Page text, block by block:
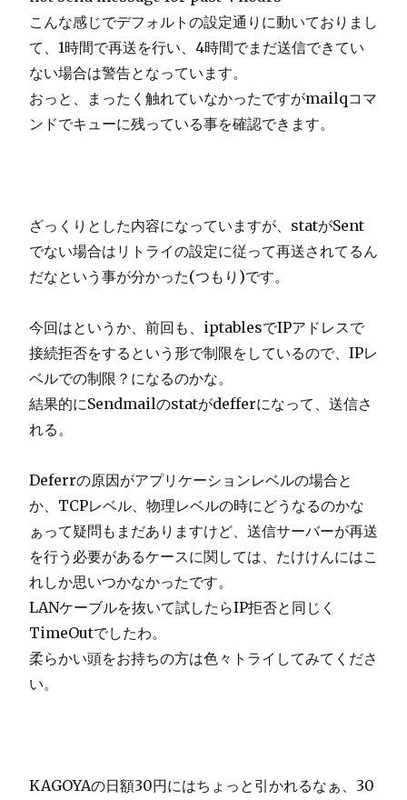
こんな感じでデフォルトの設定通りに動いておりまし
て、1時間で再送を行い、4時間でまだ送信できてい
ない場合は警告となっています。
おっと、まったく触れていなかったですがmailqコマ
ンドでキューに残っている事を確認できます。
ざっくりとした内容になっていますが、statがSent
でない場合はリトライの設定に従って再送されてるん
だなという事が分かった(つもり)です。
今回はというか、前回も、iptablesでIPアドレスで
接続拒否をするという形で制限をしているので、IPレ
ベルでの制限？になるのかな。
結果的にSendmailのstatがdefferになって、送信さ
れる。
Deferrの原因がアプリケーションレベルの場合と
か、TCPレベル、物理レベルの時にどうなるのかな
ぁって疑問もまだありますけど、送信サーバーが再送
を行う必要があるケースに関しては、たけけんにはこ
れしか思いつかなかったです。
LANケーブルを抜いて試したらIP拒否と同じく
TimeOutでしたわ。
柔らかい頭をお持ちの方は色々トライしてみてくださ
い。
KAGOYAの日額30円にはちょっと引かれるなぁ、30